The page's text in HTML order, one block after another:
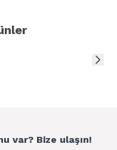
var? Bize ulaşın!